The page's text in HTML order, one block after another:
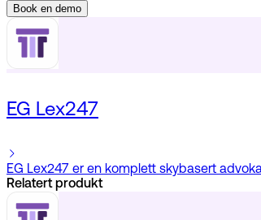
Book en demo
EG Lex247
EG Lex247 er en komplett skybasert
Relatert produkt